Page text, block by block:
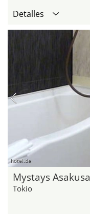
Detalles
hotel.de
Mystays Asakusa
Tokio